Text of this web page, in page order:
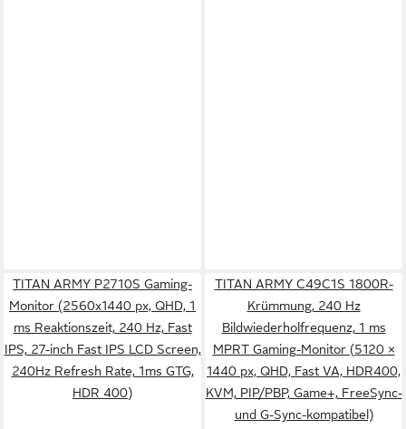
TITAN ARMY P2710S Gaming-
Monitor (2560x1440 px, QHD, 1
ms Reaktionszeit, 240 Hz, Fast
IPS, 27-inch Fast IPS LCD Screen,
240Hz Refresh Rate, 1ms GTG,
HDR 400)
TITAN ARMY C49C1S 1800R-
Krümmung, 240 Hz
Bildwiederholfrequenz, 1 ms
MPRT Gaming-Monitor (5120 ×
1440 px, QHD, Fast VA, HDR400,
KVM, PIP/PBP, Game+, FreeSync-
und G-Sync-kompatibel)